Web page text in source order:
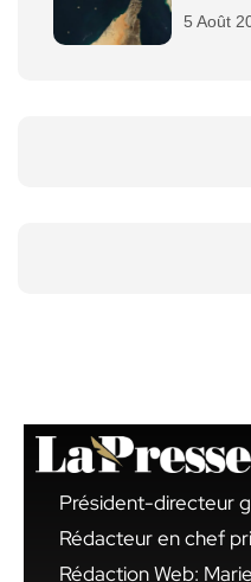
5 Août
Président-directeur
Rédacteur en chef
Rédaction Web: